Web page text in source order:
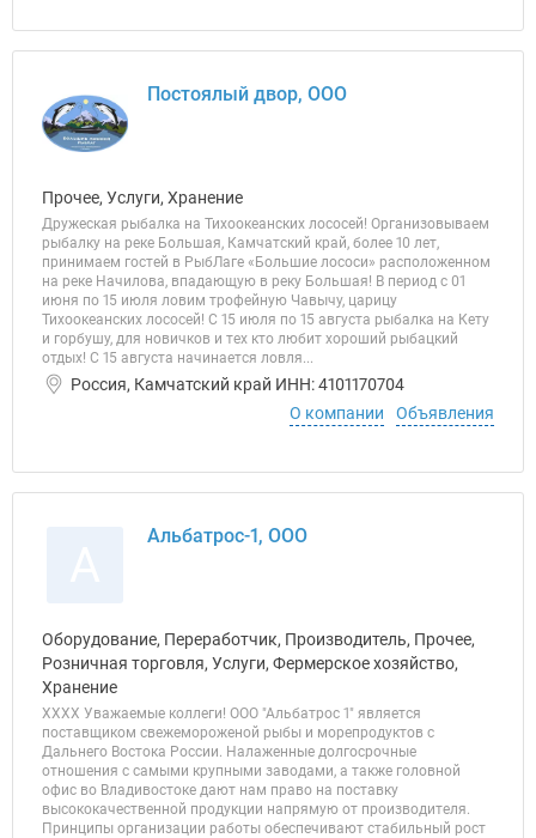
Постоялый двор, ООО
Прочее, Услуги, Хранение
Дружеская рыбалка на Тихоокеанских лососей! Организовываем
рыбалку на реке Большая, Камчатский край, более 10 лет,
принимаем гостей в РыбЛаге «Большие лососи» расположенном
на реке Начилова, впадающую в реку Большая! В период с 01
июня по 15 июля ловим трофейную Чавычу, царицу
Тихоокеанских лососей! С 15 июля по 15 августа рыбалка на Кету
и горбушу, для новичков и тех кто любит хороший рыбацкий
отдых! С 15 августа начинается ловля...
Россия, Камчатский край ИНН: 4101170704
О компании
Объявления
Альбатрос-1, ООО
Оборудование, Переработчик, Производитель, Прочее,
Розничная торговля, Услуги, Фермерское хозяйство,
Хранение
ХХХХ Уважаемые коллеги! ООО "Альбатрос 1" является
поставщиком свежемороженой рыбы и морепродуктов с
Дальнего Востока России. Налаженные долгосрочные
отношения с самыми крупными заводами, а также головной
офис во Владивостоке дают нам право на поставку
высококачественной продукции напрямую от производителя.
Принципы организации работы обеспечивают стабильный рост